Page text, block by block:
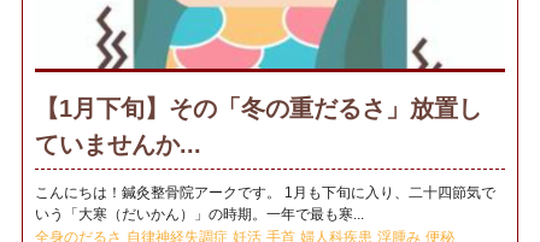
【1月下旬】その「冬の重だるさ」放置し
ていませんか...
こんにちは！鍼灸整骨院アークです。 1月も下旬に入り、二十四節気で
いう「大寒（だいかん）」の時期。一年で最も寒...
全身のだるさ 自律神経失調症 妊活 手首 婦人科疾患 浮腫み 便秘